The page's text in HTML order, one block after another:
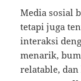
Media sosial
tetapi juga
interaksi
menarik,
relatable,